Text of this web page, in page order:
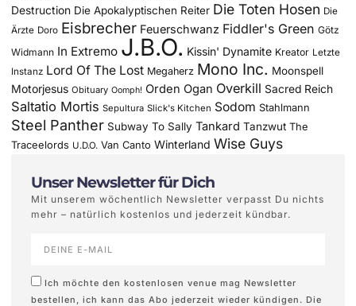
Destruction Die Apokalyptischen Reiter Die Toten Hosen Die
Ärzte Doro Eisbrecher Feuerschwanz Fiddler's Green Götz
Widmann In Extremo J.B.O. Kissin' Dynamite Kreator Letzte
Instanz Lord Of The Lost Megaherz Mono Inc. Moonspell
Motorjesus Obituary Oomph! Orden Ogan Overkill Sacred Reich
Saltatio Mortis Sepultura Slick's Kitchen Sodom Stahlmann
Steel Panther Subway To Sally Tankard Tanzwut The
Traceelords U.D.O. Van Canto Winterland Wise Guys
Unser Newsletter für Dich
Mit unserem wöchentlich Newsletter verpasst Du nichts
mehr – natürlich kostenlos und jederzeit kündbar.
Ich möchte den kostenlosen venue mag Newsletter
bestellen, ich kann das Abo jederzeit wieder kündigen. Die